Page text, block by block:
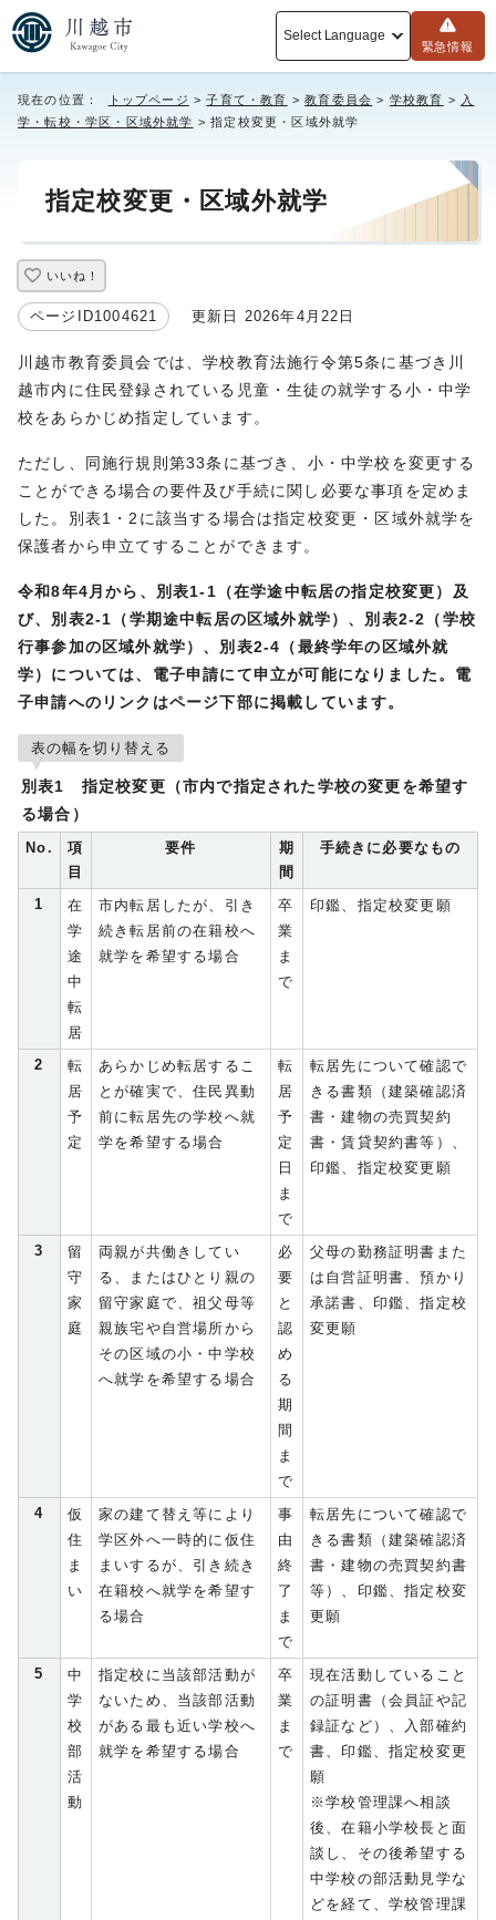
Select Language
緊急情報
現在の位置： トップページ >子育て・教育 >教育委員会 > 学校教育 >
入
学・転校・学区・区域外就学 > 指定校変更・区域外就学
指定校変更・区域外就学
いいね！
ページID1004621 更新日 2026年4月22日
川越市教育委員会では、学校教育法施行令第5条に基づき川
越市内に住民登録されている児童・生徒の就学する小・中学
校をあらかじめ指定しています。
ただし、同施行規則第33条に基づき、小・中学校を変更する
ことができる場合の要件及び手続に関し必要な事項を定めま
した。別表1・2に該当する場合は指定校変更・区域外就学を
保護者から申立てすることができます。
令和8年4月から、別表1-1（在学途中転居の指定校変更）及
び、別表2-1（学期途中転居の区域外就学）、別表2-2（学校
行事参加の区域外就学）、別表2-4（最終学年の区域外就
学）については、電子申請にて申立が可能になりました。電
子申請へのリンクはページ下部に掲載しています。
表の幅を切り替える
別表1 指定校変更（市内で指定された学校の変更を希望す
る場合）
No.
項
目
要件
期
間
手続きに必要なもの
1
在
学
途
中
転
居
市内転居したが、引き
続き転居前の在籍校へ
就学を希望する場合
卒
業
ま
で
印鑑、指定校変更願
2
転
居
予
定
あらかじめ転居するこ
とが確実で、住民異動
前に転居先の学校へ就
学を希望する場合
転
居
予
定
日
ま
で
転居先について確認で
きる書類（建築確認済
書・建物の売買契約
書・賃貸契約書等）、
印鑑、指定校変更願
3
留
守
家
庭
両親が共働きしてい
る、またはひとり親の
留守家庭で、祖父母等
親族宅や自営場所から
その区域の小・中学校
へ就学を希望する場合
必
要
と
認
め
る
期
間
ま
で
父母の勤務証明書また
は自営証明書、預かり
承諾書、印鑑、指定校
変更願
4
仮
住
ま
い
家の建て替え等により
学区外へ一時的に仮住
まいするが、引き続き
在籍校へ就学を希望す
る場合
事
由
終
了
ま
で
転居先について確認で
きる書類（建築確認済
書・建物の売買契約書
等）、印鑑、指定校変
更願
5
中
学
校
部
活
動
指定校に当該部活動が
ないため、当該部活動
がある最も近い学校へ
就学を希望する場合
卒
業
ま
で
現在活動していること
の証明書（会員証や記
録証など）、入部確約
書、印鑑、指定校変更
願
※学校管理課へ相談
後、在籍小学校長と面
談し、その後希望する
中学校の部活動見学な
どを経て、学校管理課